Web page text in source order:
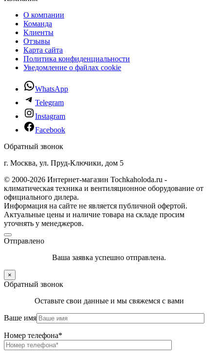
О компании
Команда
Клиенты
Отзывы
Карта сайта
Политика конфиденциальности
Уведомление о файлах cookie
WhatsApp
Telegram
Instagram
Facebook
Обратный звонок
г. Москва, ул. Пруд-Ключики, дом 5
© 2000-2026 Интернет-магазин Tochkaholoda.ru -
климатическая техника и вентиляционное оборудование от
официального дилера.
Информация на сайте не является публичной офертой.
Актуальные цены и наличие товара на складе просим
уточнять у менеджеров.
Отправлено
Ваша заявка успешно отправлена.
×
Обратный звонок
Оставьте свои данные и мы свяжемся с вами
Ваше имя
Номер телефона*